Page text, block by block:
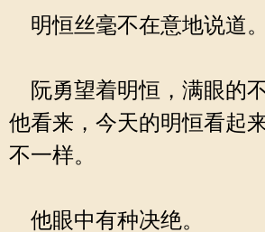
明恒丝毫不在意地说道。
阮勇望着明恒，满眼的
他看来，今天的明恒看起
不一样。
他眼中有种决绝。